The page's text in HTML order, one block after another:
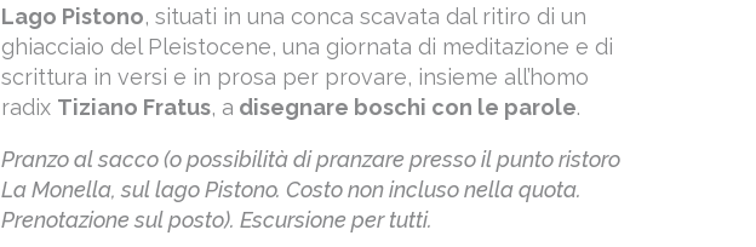
Lago Pistono, situati in una conca scavata dal ritiro di un
ghiacciaio del Pleistocene, una giornata di meditazione e di
scrittura in versi e in prosa per provare, insieme all’homo
radix Tiziano Fratus, a disegnare boschi con le parole.
Pranzo al sacco (o possibilità di pranzare presso il punto ristoro
La Monella, sul lago Pistono. Costo non incluso nella quota.
Prenotazione sul posto). Escursione per tutti.